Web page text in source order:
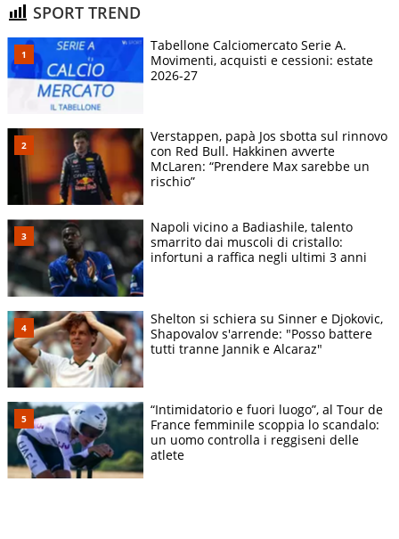
SPORT TREND
Tabellone Calciomercato Serie A.
Movimenti, acquisti e cessioni: estate
2026-27
Verstappen, papà Jos sbotta sul rinnovo
con Red Bull. Hakkinen avverte
McLaren: “Prendere Max sarebbe un
rischio”
Napoli vicino a Badiashile, talento
smarrito dai muscoli di cristallo:
infortuni a raffica negli ultimi 3 anni
Shelton si schiera su Sinner e Djokovic,
Shapovalov s'arrende: "Posso battere
tutti tranne Jannik e Alcaraz"
“Intimidatorio e fuori luogo”, al Tour de
France femminile scoppia lo scandalo:
un uomo controlla i reggiseni delle
atlete